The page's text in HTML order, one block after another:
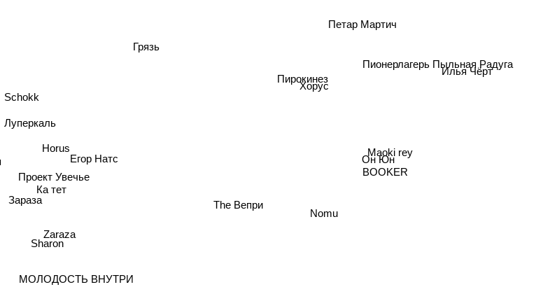
Грязь
Хорус
Пирокинез
Луперкаль
Schokk
Ка тет
Horus
Проект Увечье
Егор Натс
The Вепри
Петар Мартич
Зараза
Nomu
МОЛОДОСТЬ ВНУТРИ
Zaraza
Он Юн
Sharon
Илья Чёрт
BOOKER